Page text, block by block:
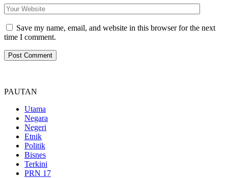
Save my name, email, and website in this browser for the next
time I comment.
PAUTAN
Utama
Negara
Negeri
Etnik
Politik
Bisnes
Terkini
PRN 17